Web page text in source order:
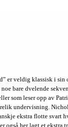
er veldig klassisk i sin
bare dvelende
som leser opp av
undervisning.
ekstra flotte svart
også her lagt et ekstra